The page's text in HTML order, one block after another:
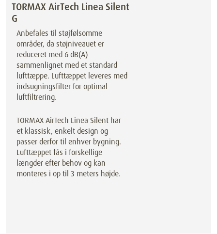
TORMAX AirTech Linea Silent
G
Anbefales til støjfølsomme
områder, da støjniveauet er
reduceret med 6 dB(A)
sammenlignet med et standard
lufttæppe. Lufttæppet leveres med
indsugningsfilter for optimal
luftfiltrering.
TORMAX AirTech Linea Silent har
et klassisk, enkelt design og
passer derfor til enhver bygning.
Lufttæppet fås i forskellige
længder efter behov og kan
monteres i op til 3 meters højde.